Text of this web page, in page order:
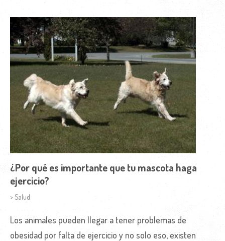
¿Por qué es importante que tu mascota haga
ejercicio?
> Salud
Los animales pueden llegar a tener problemas de
obesidad por falta de ejercicio y no solo eso, existen